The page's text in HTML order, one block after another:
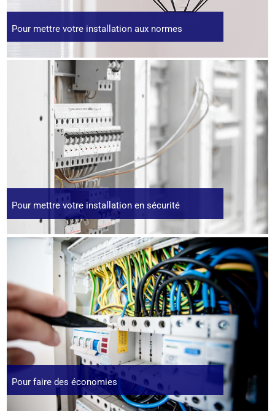
Pour mettre votre installation aux normes
Pour mettre votre installation en sécurité
Pour faire des économies